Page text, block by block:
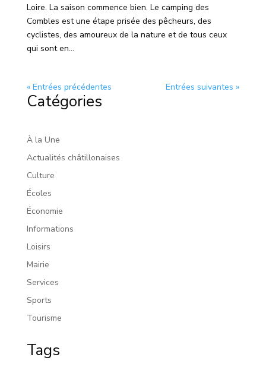
Loire. La saison commence bien. Le camping des
Combles est une étape prisée des pêcheurs, des
cyclistes, des amoureux de la nature et de tous ceux
qui sont en...
« Entrées précédentes Entrées suivantes »
Catégories
À la Une
Actualités châtillonaises
Culture
Écoles
Économie
Informations
Loisirs
Mairie
Services
Sports
Tourisme
Tags